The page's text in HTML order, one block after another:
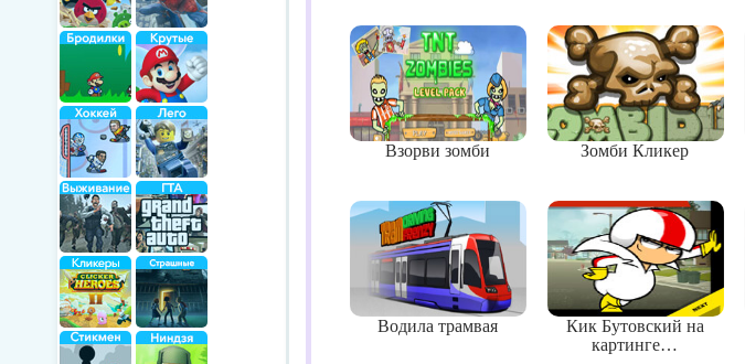
Взорви зомби Зомби Кликер
Водила трамвая
Кик Бутовский на
картинге…